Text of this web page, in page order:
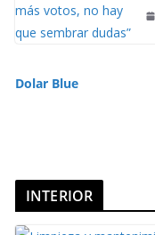
Dolar Blue
INTERIOR